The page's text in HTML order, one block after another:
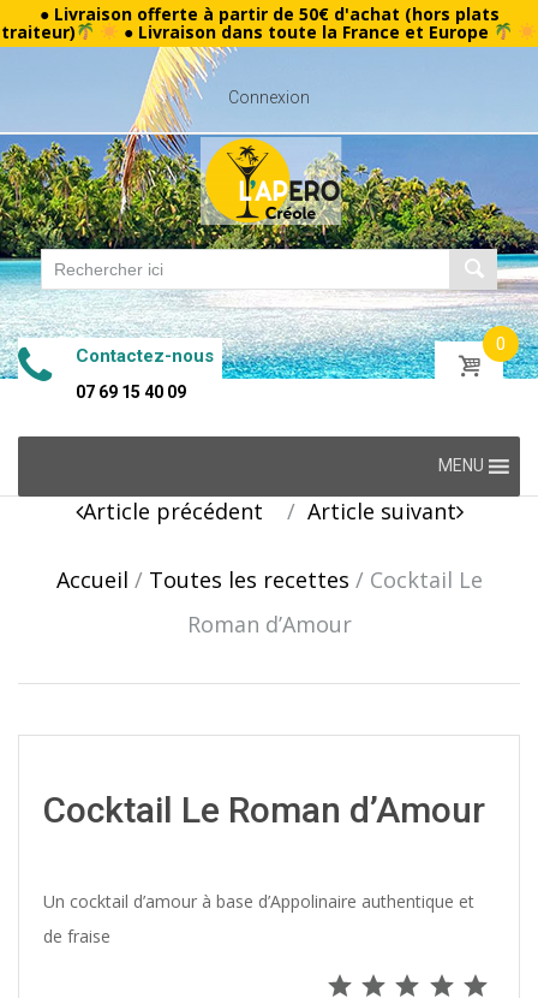
● Livraison offerte à partir de 50€ d'achat (hors plats
traiteur) ● Livraison dans toute la France et Europe
Connexion
Contactez-nous
07 69 15 40 09
0
MENU
Article précédent Article suivant
Accueil / Toutes les recettes / Cocktail Le
Roman d’Amour
Cocktail Le Roman d’Amour
Un cocktail d’amour à base d’Appolinaire authentique et
de fraise